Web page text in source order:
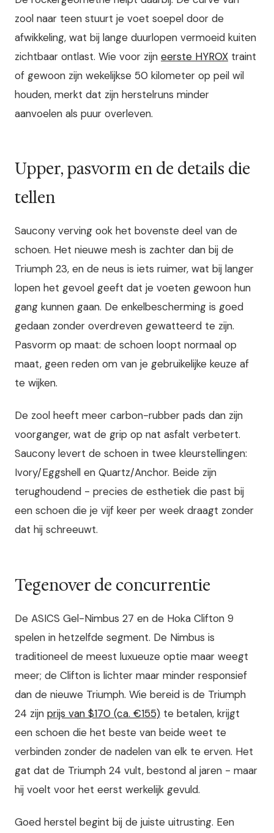
zool naar teen stuurt je voet soepel door de
afwikkeling, wat bij lange duurlopen vermoeid kuiten
zichtbaar ontlast. Wie voor zijn eerste HYROX traint
of gewoon zijn wekelijkse 50 kilometer op peil wil
houden, merkt dat zijn herstelruns minder
aanvoelen als puur overleven.
Upper, pasvorm en de details die
tellen
Saucony verving ook het bovenste deel van de
schoen. Het nieuwe mesh is zachter dan bij de
Triumph 23, en de neus is iets ruimer, wat bij langer
lopen het gevoel geeft dat je voeten gewoon hun
gang kunnen gaan. De enkelbescherming is goed
gedaan zonder overdreven gewatteerd te zijn.
Pasvorm op maat: de schoen loopt normaal op
maat, geen reden om van je gebruikelijke keuze af
te wijken.
De zool heeft meer carbon-rubber pads dan zijn
voorganger, wat de grip op nat asfalt verbetert.
Saucony levert de schoen in twee kleurstellingen:
Ivory/Eggshell en Quartz/Anchor. Beide zijn
terughoudend - precies de esthetiek die past bij
een schoen die je vijf keer per week draagt zonder
dat hij schreeuwt.
Tegenover de concurrentie
De ASICS Gel-Nimbus 27 en de Hoka Clifton 9
spelen in hetzelfde segment. De Nimbus is
traditioneel de meest luxueuze optie maar weegt
meer; de Clifton is lichter maar minder responsief
dan de nieuwe Triumph. Wie bereid is de Triumph
24 zijn prijs van $170 (ca. €155) te betalen, krijgt
een schoen die het beste van beide weet te
verbinden zonder de nadelen van elk te erven. Het
gat dat de Triumph 24 vult, bestond al jaren - maar
hij voelt voor het eerst werkelijk gevuld.
Goed herstel begint bij de juiste uitrusting. Een